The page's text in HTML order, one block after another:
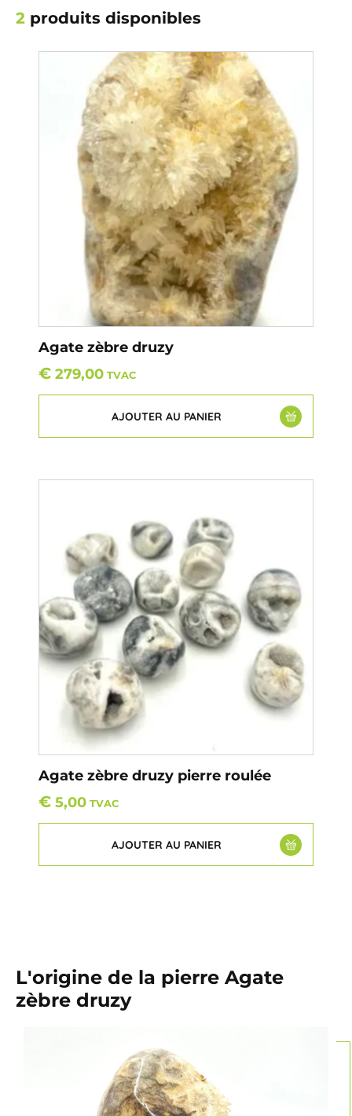
2 produits disponibles
Agate zèbre druzy
€279,00TVAC
AJOUTER AU PANIER
Agate zèbre druzy pierre roulée
€5,00TVAC
AJOUTER AU PANIER
L'origine de la pierre Agate
zèbre druzy